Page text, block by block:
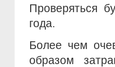
Проверяться
года.
Более чем
образом